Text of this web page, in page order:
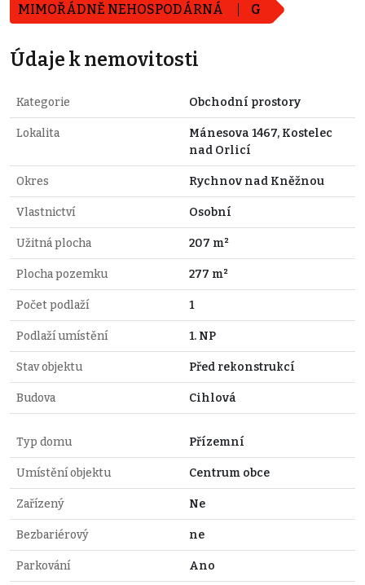
MIMOŘÁDNĚ NEHOSPODÁRNÁ G
Údaje k nemovitosti
Kategorie Obchodní prostory
Lokalita
Mánesova 1467, Kostelec
nad Orlicí
Okres Rychnov nad Kněžnou
Vlastnictví Osobní
Užitná plocha 207 m²
Plocha pozemku 277 m²
Počet podlaží 1
Podlaží umístění 1. NP
Stav objektu Před rekonstrukcí
Budova Cihlová
Typ domu Přízemní
Umístění objektu Centrum obce
Zařízený Ne
Bezbariérový ne
Parkování Ano